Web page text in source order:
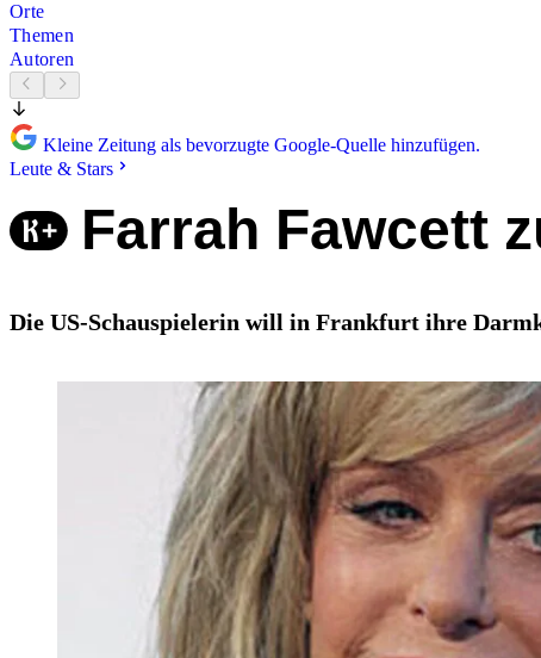
Orte
Themen
Autoren
Kleine Zeitung als bevorzugte Google-Quelle hinzufügen.
Leute & Stars
Farrah Fawcett
Die US-Schauspielerin will in Frankfurt ihre